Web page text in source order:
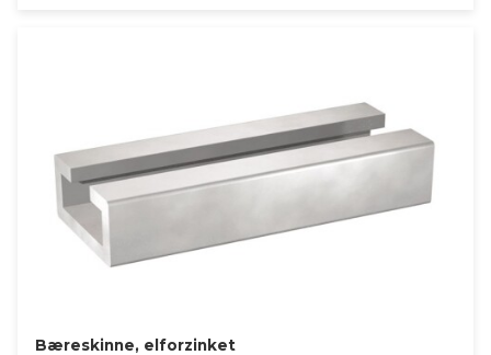
Bæreskinne, elforzinket